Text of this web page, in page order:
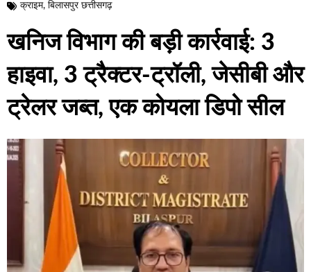
क्राइम, बिलासपुर छत्तीसगढ़
खनिज विभाग की बड़ी कार्रवाई: 3
हाइवा, 3 ट्रैक्टर-ट्रॉली, जेसीबी और
ट्रेलर जब्त, एक कोयला डिपो सील